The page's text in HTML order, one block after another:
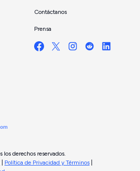
Contáctanos
Prensa
los derechos reservados.
Política de Privacidad y Términos